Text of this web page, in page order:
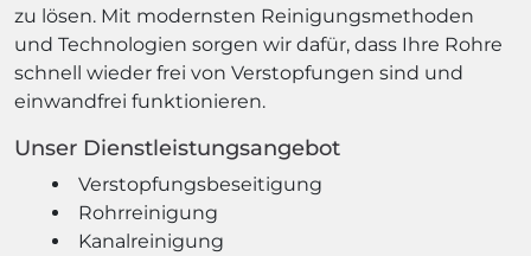
zu lösen. Mit modernsten Reinigungsmethoden
und Technologien sorgen wir dafür, dass Ihre Rohre
schnell wieder frei von Verstopfungen sind und
einwandfrei funktionieren.
Unser Dienstleistungsangebot
Verstopfungsbeseitigung
Rohrreinigung
Kanalreinigung